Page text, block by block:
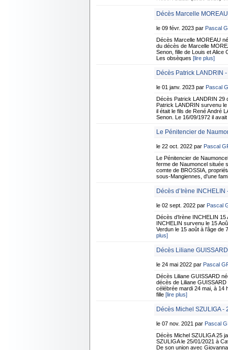
Décès Marcelle
le 09 févr. 2023 par Pascal
Décès Marcelle MOREAU
du décès de Marcelle
Senon, fille de Louis et Alice
Les obsèques [lire plus]
Décès Patrick LANDRIN
le 01 janv. 2023 par Pascal
Décès Patrick LANDRIN 29
Patrick LANDRIN survenu
il était le fils de René André
Senon. Le 16/09/1972 il
Le Pénitencier de
le 22 oct. 2022 par Pascal
Le Pénitencier de
ferme de Naumoncel située
comte de BROSSIA,
sous-Mangiennes, d'une
Décès d’Irène INCHELIN
le 02 sept. 2022 par Pascal
Décès d’Irène INCHELIN
INCHELIN survenu le 15
Verdun le 15 août à l’âge
plus]
Décès Liliane
le 24 mai 2022 par Pascal
Décès Liliane GUISSARD
décès de Liliane
célébrée mardi 24 mai, à 14
fille [lire plus]
Décès Michel SZULIGA -
le 07 nov. 2021 par Pascal
Décès Michel SZULIGA 25
SZULIGA le 25/01/2021 à
De son union avec